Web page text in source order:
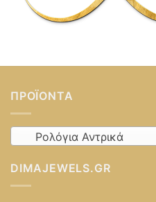
ΠΡΟΪΌΝΤΑ
Ρολόγια Αντρικά
DIMAJEWELS.GR